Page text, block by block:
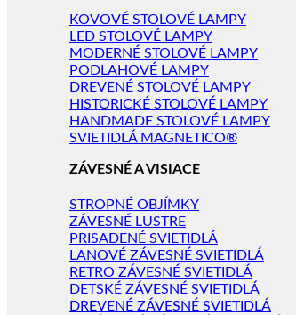
KOVOVÉ STOLOVÉ LAMPY
LED STOLOVÉ LAMPY
MODERNÉ STOLOVÉ LAMPY
PODLAHOVÉ LAMPY
DREVENÉ STOLOVÉ LAMPY
HISTORICKÉ STOLOVÉ LAMPY
HANDMADE STOLOVÉ LAMPY
SVIETIDLÁ MAGNETICO®
ZÁVESNÉ A VISIACE
STROPNÉ OBJÍMKY
ZÁVESNÉ LUSTRE
PRISADENÉ SVIETIDLÁ
LANOVÉ ZÁVESNÉ SVIETIDLÁ
RETRO ZÁVESNÉ SVIETIDLÁ
DETSKÉ ZÁVESNÉ SVIETIDLÁ
DREVENÉ ZÁVESNÉ SVIETIDLÁ